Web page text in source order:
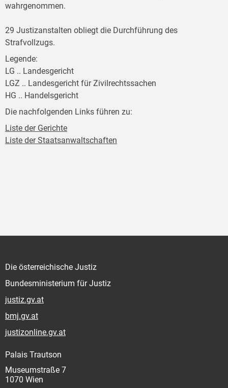
wahrgenommen.
29 Justizanstalten obliegt die Durchführung des
Strafvollzugs.
Legende:
LG .. Landesgericht
LGZ .. Landesgericht für Zivilrechtssachen
HG .. Handelsgericht
Die nachfolgenden Links führen zu:
Liste der Gerichte
Liste der Staatsanwaltschaften
Die österreichische Justiz
Bundesministerium für Justiz
justiz.gv.at
bmj.gv.at
justizonline.gv.at
Palais Trautson
Museumstraße 7
1070 Wien